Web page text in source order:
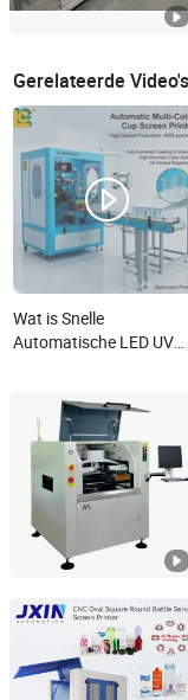
Gerelateerde Video's
Wat is Snelle
Automatische LED UV
Bekers 360 Logo Printen
Shenzhen
Guangdong,
Liuzhou Jiexin
Guangxi, China